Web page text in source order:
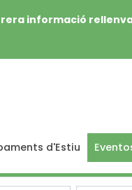
informació
d'Estiu